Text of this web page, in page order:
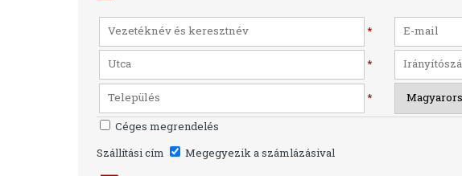
*
*
*
Céges megrendelés
Szállítási cím
Megegyezik a számlázásival